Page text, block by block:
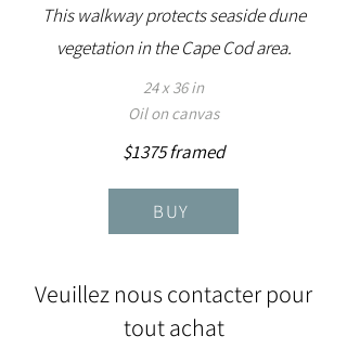
This walkway protects seaside dune
vegetation in the Cape Cod area.
24 x 36 in
Oil on canvas
$1375 framed
BUY
Veuillez nous contacter pour
tout achat